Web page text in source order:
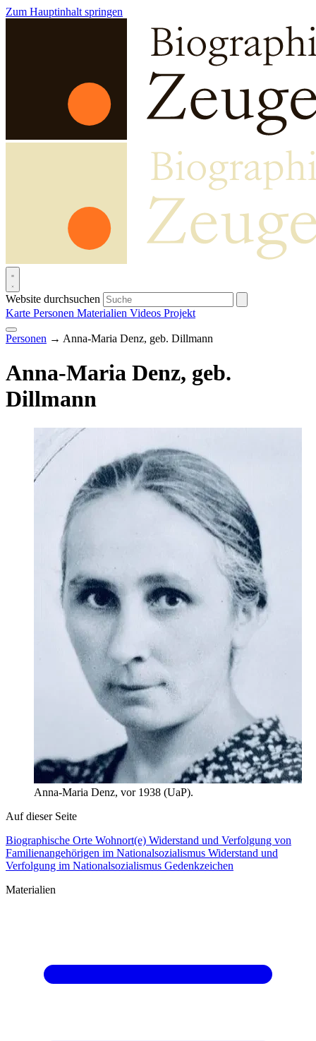
Zum Hauptinhalt springen
Website durchsuchen
Karte Personen Materialien Videos Projekt
Personen → Anna-Maria Denz, geb. Dillmann
Anna-Maria Denz, geb.
Dillmann
Anna-Maria Denz, vor 1938 (UaP).
Auf dieser Seite
Biographische Orte Wohnort(e) Widerstand und Verfolgung von
Familienangehörigen im Nationalsozialismus Widerstand und
Verfolgung im Nationalsozialismus Gedenkzeichen
Materialien